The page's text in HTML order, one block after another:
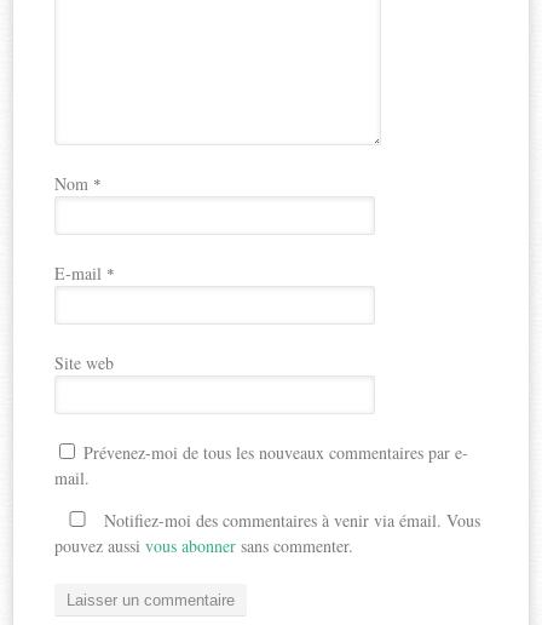
Nom *
E-mail *
Site web
Prévenez-moi de tous les nouveaux commentaires par e-
mail.
Notifiez-moi des commentaires à venir via émail. Vous
pouvez aussivous abonner sans commenter.